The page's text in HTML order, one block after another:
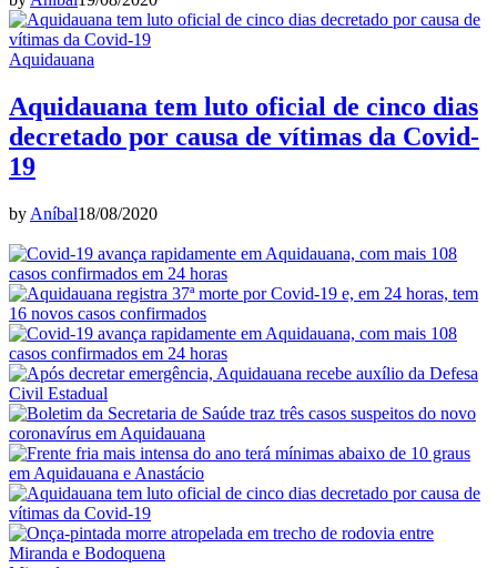
Aquidauana
Aquidauana tem luto oficial de cinco dias
decretado por causa de vítimas da Covid-
19
by Aníbal18/08/2020